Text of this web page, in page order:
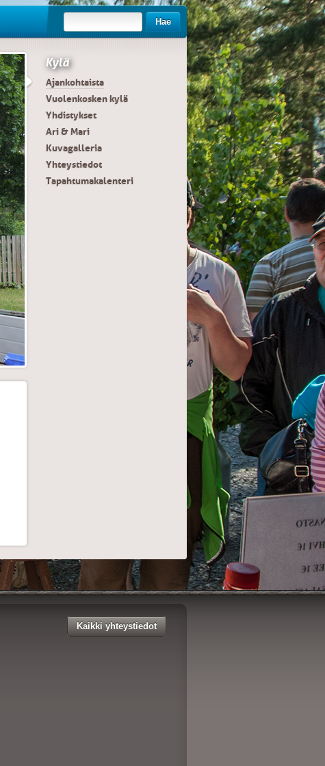
Hae
Kylä
Ajankohtaista
Vuolenkosken kylä
Yhdistykset
Ari & Mari
Kuvagalleria
Yhteystiedot
Tapahtumakalenteri
Kaikki yhteystiedot